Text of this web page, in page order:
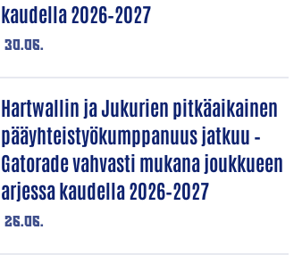
30.06.
kaudella 2026–2027
26.06.
Hartwallin ja Jukurien pitkäaikainen
pääyhteistyökumppanuus jatkuu –
Gatorade vahvasti mukana joukkueen
arjessa kaudella 2026–2027